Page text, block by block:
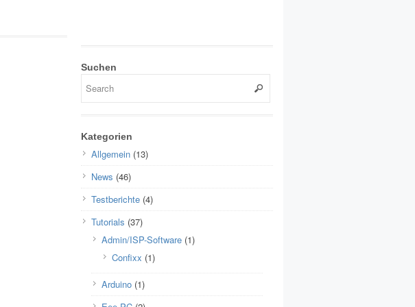
Suchen
Kategorien
Allgemein (13)
News (46)
Testberichte (4)
Tutorials (37)
Admin/ISP-Software (1)
Confixx (1)
Arduino (1)